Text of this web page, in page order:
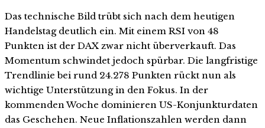
Das technische Bild trübt sich nach dem heutigen
Handelstag deutlich ein. Mit einem RSI von 48
Punkten ist der DAX zwar nicht überverkauft. Das
Momentum schwindet jedoch spürbar. Die langfristige
Trendlinie bei rund 24.278 Punkten rückt nun als
wichtige Unterstützung in den Fokus. In der
kommenden Woche dominieren US-Konjunkturdaten
das Geschehen. Neue Inflationszahlen werden dann